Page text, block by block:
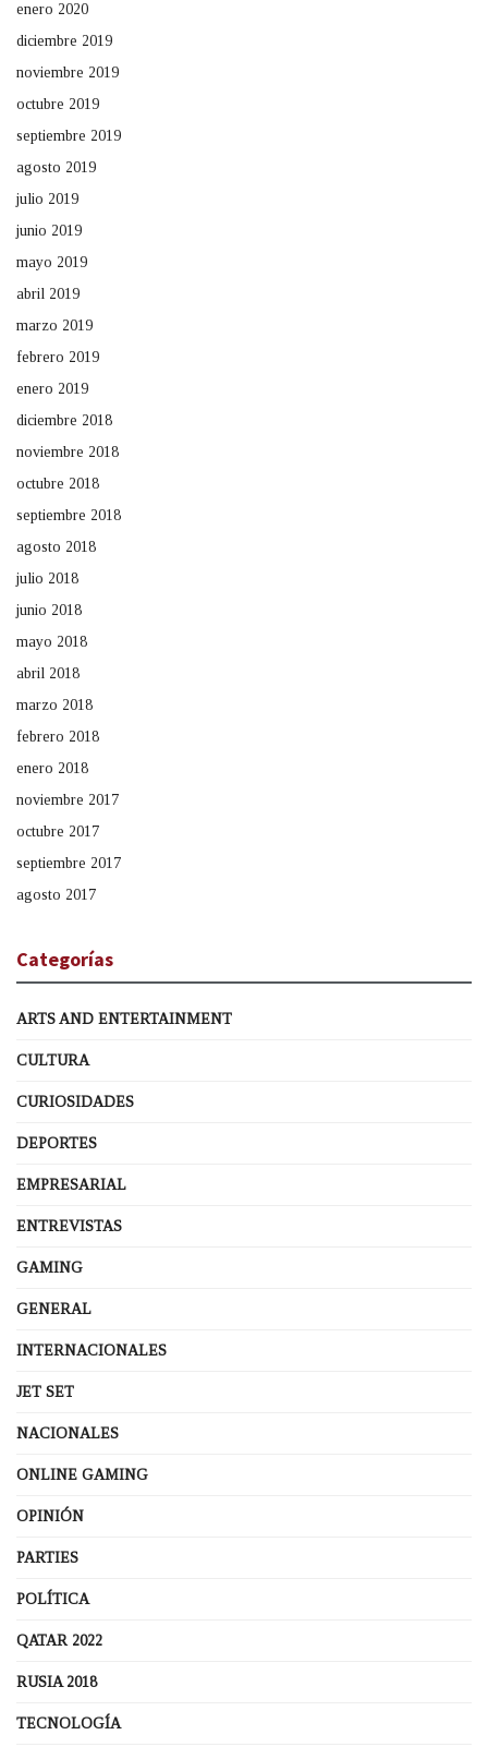
enero 2020
diciembre 2019
noviembre 2019
octubre 2019
septiembre 2019
agosto 2019
julio 2019
junio 2019
mayo 2019
abril 2019
marzo 2019
febrero 2019
enero 2019
diciembre 2018
noviembre 2018
octubre 2018
septiembre 2018
agosto 2018
julio 2018
junio 2018
mayo 2018
abril 2018
marzo 2018
febrero 2018
enero 2018
noviembre 2017
octubre 2017
septiembre 2017
agosto 2017
Categorías
ARTS AND ENTERTAINMENT
CULTURA
CURIOSIDADES
DEPORTES
EMPRESARIAL
ENTREVISTAS
GAMING
GENERAL
INTERNACIONALES
JET SET
NACIONALES
ONLINE GAMING
OPINIÓN
PARTIES
POLÍTICA
QATAR 2022
RUSIA 2018
TECNOLOGÍA